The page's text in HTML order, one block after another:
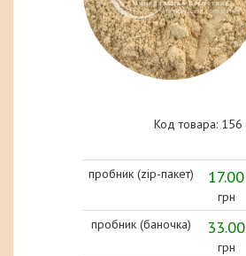
Код товара: 156
пробник (zip-пакет) 17.00
грн
пробник (баночка) 33.00
грн